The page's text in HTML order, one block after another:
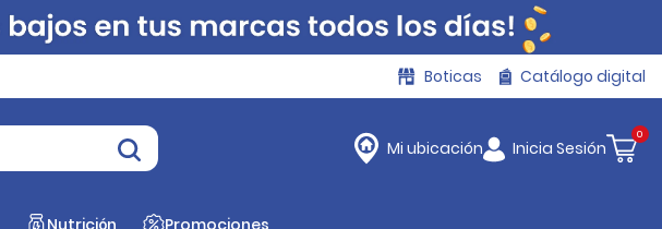
Boticas Catálogo digital
Mi ubicación Inicia Sesión
0